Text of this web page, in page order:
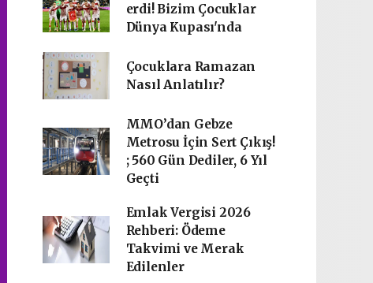
erdi! Bizim Çocuklar
Dünya Kupası'nda
Çocuklara Ramazan
Nasıl Anlatılır?
MMO’dan Gebze
Metrosu İçin Sert Çıkış!
; 560 Gün Dediler, 6 Yıl
Geçti
Emlak Vergisi 2026
Rehberi: Ödeme
Takvimi ve Merak
Edilenler